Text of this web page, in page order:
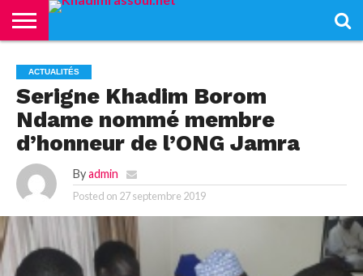
KHADIMRASSOUL
LE
MOURIDISME
ACTUALITÉS
CONTRIBUTIONS
PASS
–
PASS
NETALI
BOROM
NDAME
L’ISLAM
VIDÉOS
ACTUALITÉS
Serigne Khadim Borom
Ndame nommé membre
d’honneur de l’ONG Jamra
By admin
Posted on 27 septembre 2019